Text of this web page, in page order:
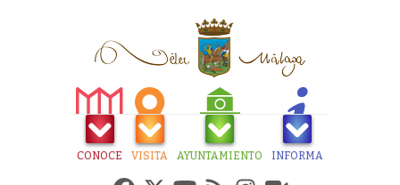
CONOCE VISITA AYUNTAMIENTO INFORMA